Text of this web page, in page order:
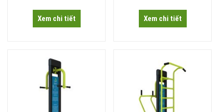
Xem chi tiết Xem chi tiết